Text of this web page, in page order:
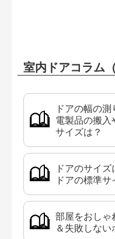
室内ドアコラム（
ドアの幅の
電製品の搬入
サイズは？
ドアのサイ
ドアの標準サ
部屋をおしゃ
＆失敗しない